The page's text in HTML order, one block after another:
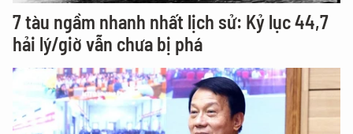
7 tàu ngầm nhanh nhất lịch sử: Kỷ lục 44,7
hải lý/giờ vẫn chưa bị phá